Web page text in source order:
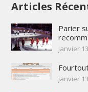
Articles
Parier
janvier
janvier